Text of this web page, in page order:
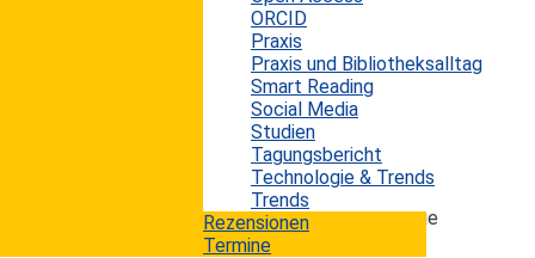
ORCID
Praxis
Praxis und Bibliotheksalltag
Smart Reading
Social Media
Studien
Tagungsbericht
Technologie & Trends
Trends
Rezensionen
Termine
Classroom), Trainings und Trainings-Inhalte
(Präsenzweiterbildung, E-Coaching / E-Tutoring) sowie
Wissensmanagement (Wissensdienste,
Wissensdatenbanken). Zusätzlich neben der
Fachmesse kann man auf dem LEARNTEC-Kongress
sich über aktuelle Trends und Entwicklungen auf dem
Gebiet des E-Learning und der Bildungswirtschaft
informieren lassen. Der Kongress steht unter dem
Motto "Zukunft Lernen: Lernkultur digital" und bietet
zahlreiche Vorträge von namhaften Experten sowie